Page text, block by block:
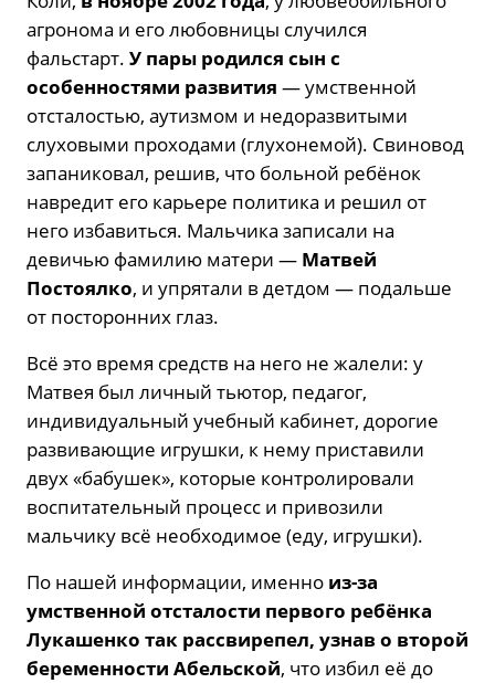
агронома и его любовницы случился
фальстарт. У пары родился сын с
особенностями развития — умственной
отсталостью, аутизмом и недоразвитыми
слуховыми проходами (глухонемой). Свиновод
запаниковал, решив, что больной ребёнок
навредит его карьере политика и решил от
него избавиться. Мальчика записали на
девичью фамилию матери — Матвей
Постоялко, и упрятали в детдом — подальше
от посторонних глаз.
Всё это время средств на него не жалели: у
Матвея был личный тьютор, педагог,
индивидуальный учебный кабинет, дорогие
развивающие игрушки, к нему приставили
двух «бабушек», которые контролировали
воспитательный процесс и привозили
мальчику всё необходимое (еду, игрушки).
По нашей информации, именно из-за
умственной отсталости первого ребёнка
Лукашенко так рассвирепел, узнав о второй
беременности Абельской, что избил её до